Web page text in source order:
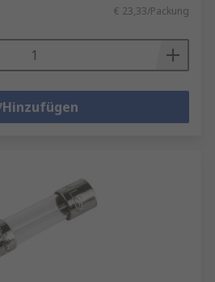
€ 23,33/Packung
Hinzufügen